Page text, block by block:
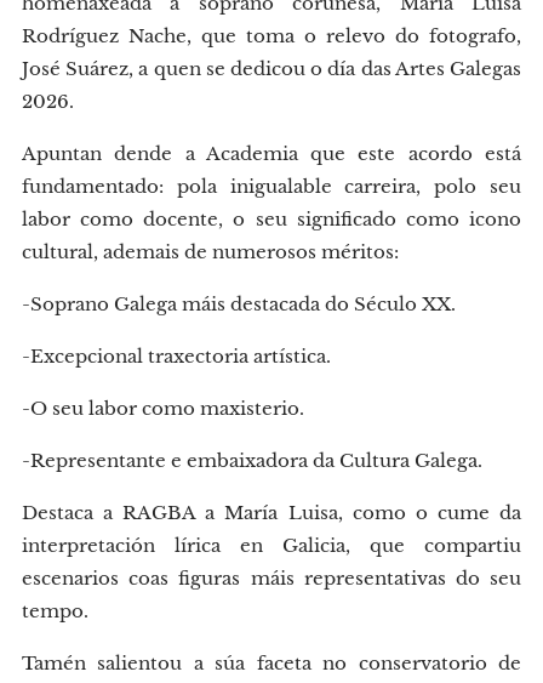
Rodríguez Nache, que toma o relevo do fotografo,
José Suárez, a quen se dedicou o día das Artes Galegas
2026.
Apuntan dende a Academia que este acordo está
fundamentado: pola inigualable carreira, polo seu
labor como docente, o seu significado como icono
cultural, ademais de numerosos méritos:
-Soprano Galega máis destacada do Século XX.
-Excepcional traxectoria artística.
-O seu labor como maxisterio.
-Representante e embaixadora da Cultura Galega.
Destaca a RAGBA a María Luisa, como o cume da
interpretación lírica en Galicia, que compartiu
escenarios coas figuras máis representativas do seu
tempo.
Tamén salientou a súa faceta no conservatorio de